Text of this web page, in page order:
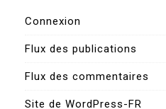
Connexion
Flux des publications
Flux des commentaires
Site de WordPress-FR